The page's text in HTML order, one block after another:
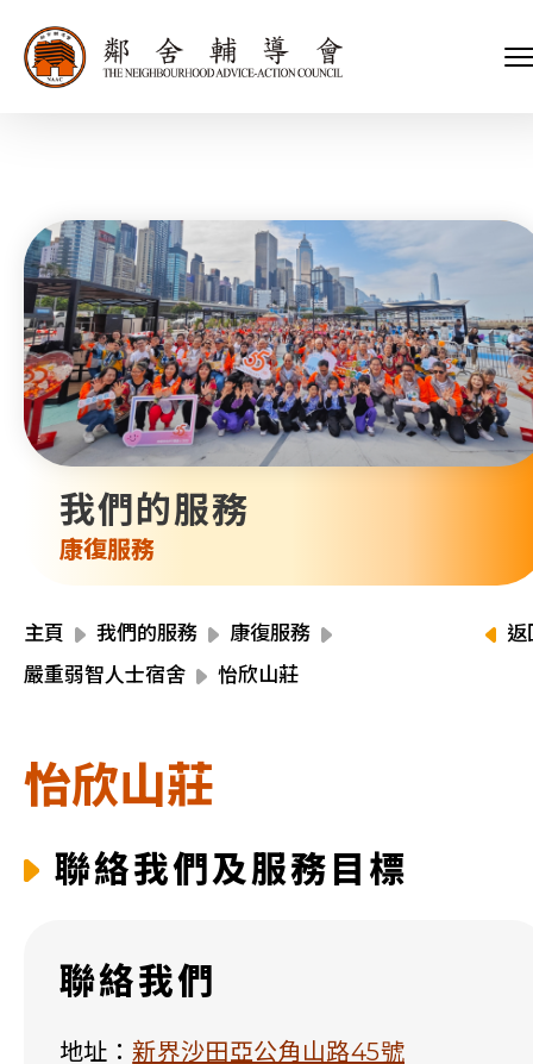
我們的服務
康復服務
主頁 我們的服務
康復服務
嚴重弱智人士宿舍
怡欣山莊
返
怡欣山莊
聯絡我們及服務目標
聯絡我們
地址：新界沙田亞公角山路45號
會長、副會長
執行委員會及總幹事
招標項目
關於我們
家庭及兒童福利服務
青少年服務
內地服務
教育服務
醫療衞生服務
社會企業
我們的服務
我們的夥伴
捐款方法
支持我們
新聞稿及媒體報導
會訊及刊物
活動報名
加入我們